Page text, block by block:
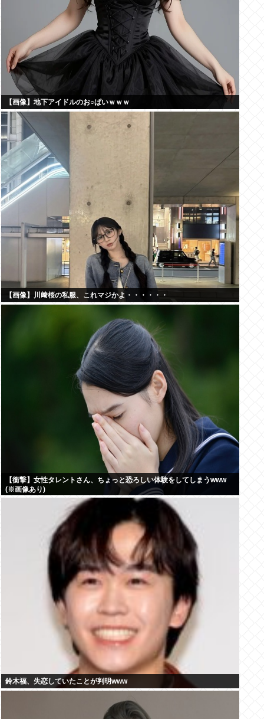
【画像】地下アイドルのお○ぱいｗｗｗ
【画像】川﨑桜の私服、これマジかよ・・・・・・
【衝撃】女性タレントさん、ちょっと恐ろしい体験をしてしまうwww
(※画像あり)
鈴木福、失恋していたことが判明www